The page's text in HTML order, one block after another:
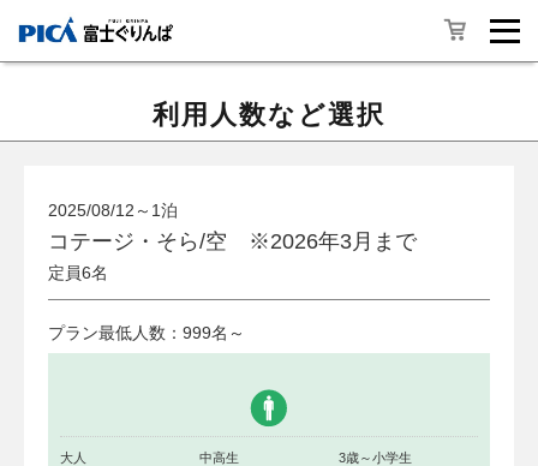
利用人数など選択
2025/08/12～1泊
コテージ・そら/空 ※2026年3月まで
定員6名
プラン最低人数：999名～
大人 中高生 3歳～小学生